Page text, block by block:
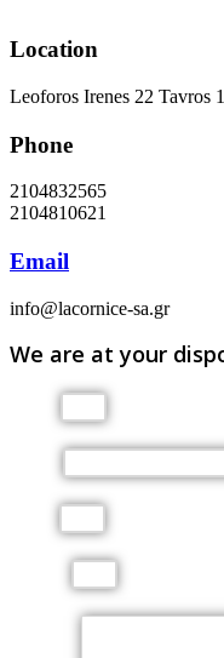
Location
Leoforos Irenes 22 Tavros
Phone
2104832565
2104810621
Email
info@lacornice-sa.gr
We are at your